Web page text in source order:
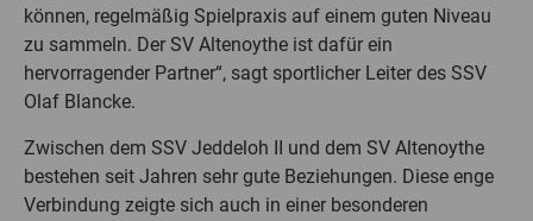
können, regelmäßig Spielpraxis auf einem guten Niveau
zu sammeln. Der SV Altenoythe ist dafür ein
hervorragender Partner“, sagt sportlicher Leiter des SSV
Olaf Blancke.
Zwischen dem SSV Jeddeloh II und dem SV Altenoythe
bestehen seit Jahren sehr gute Beziehungen. Diese enge
Verbindung zeigte sich auch in einer besonderen